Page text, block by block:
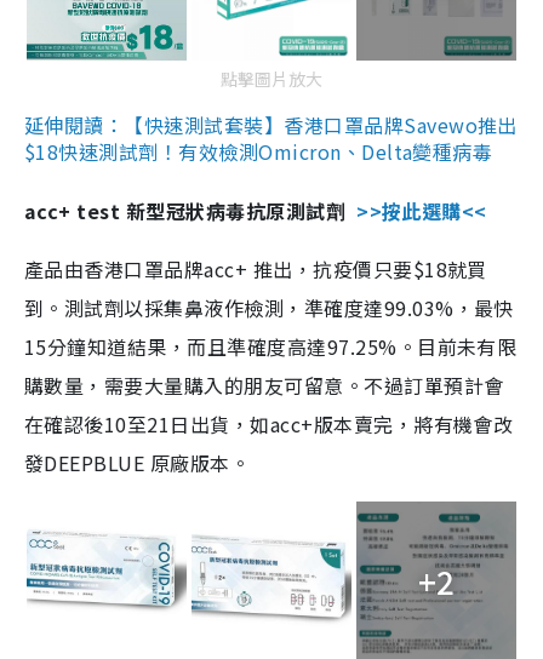
點擊圖片放大
延伸閱讀：【快速測試套裝】香港口罩品牌Savewo推出
$18快速測試劑！有效檢測Omicron、Delta變種病毒
acc+ test 新型冠狀病毒抗原測試劑 >>按此選購<<
產品由香港口罩品牌acc+ 推出，抗疫價只要$18就買
到。測試劑以採集鼻液作檢測，準確度達99.03%，最快
15分鐘知道結果，而且準確度高達97.25%。目前未有限
購數量，需要大量購入的朋友可留意。不過訂單預計會
在確認後10至21日出貨，如acc+版本賣完，將有機會改
發DEEPBLUE 原廠版本。
+2